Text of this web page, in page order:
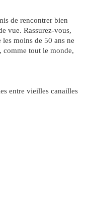
de rencontrer bien
vue. Rassurez-vous,
les moins de 50 ans ne
comme tout le monde,
entre vieilles canailles